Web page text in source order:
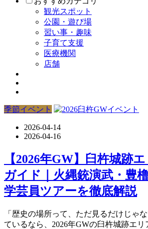
観光スポット
公園・遊び場
習い事・趣味
子育て支援
医療機関
店舗
季節イベント
2026-04-14
2026-04-16
【2026年GW】臼杵城跡
ガイド｜火縄銃演武・豊
学芸員ツアーを徹底解説
「歴史の場所って、ただ見るだけじゃ
ているなら、2026年GWの臼杵城跡エリ